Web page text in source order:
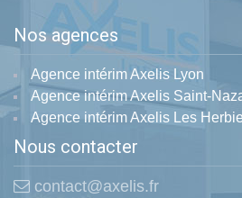
Nos agences
Agence intérim Axelis Lyon
Agence intérim Axelis Saint-
Agence intérim Axelis Les
Nous contacter
contact@axelis.fr